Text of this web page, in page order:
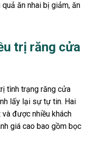
ăn nhai bị giảm, ăn
trị răng cửa
tình trạng răng cửa
lấy lại sự tự tin. Hai
được nhiều khách
giá cao bao gồm bọc